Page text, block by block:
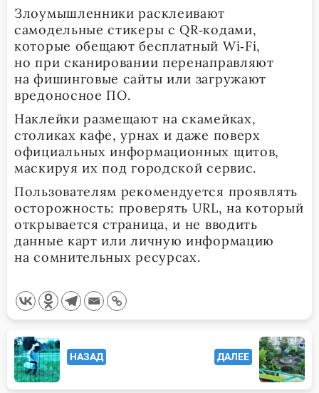
Злоумышленники расклеивают
самодельные стикеры с QR‑кодами,
которые обещают бесплатный Wi‑Fi,
но при сканировании перенаправляют
на фишинговые сайты или загружают
вредоносное ПО.
Наклейки размещают на скамейках,
столиках кафе, урнах и даже поверх
официальных информационных щитов,
маскируя их под городской сервис.
Пользователям рекомендуется проявлять
осторожность: проверять URL, на который
открывается страница, и не вводить
данные карт или личную информацию
на сомнительных ресурсах.
<span
class="nav-
subtitle
НАЗАД ДАЛЕЕ